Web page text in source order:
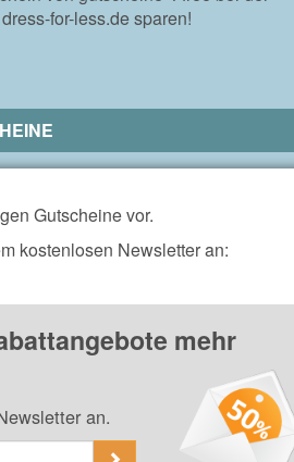
for-less.de sparen!
Gutscheine vor.
kostenlosen Newsletter an:
mehr
an.